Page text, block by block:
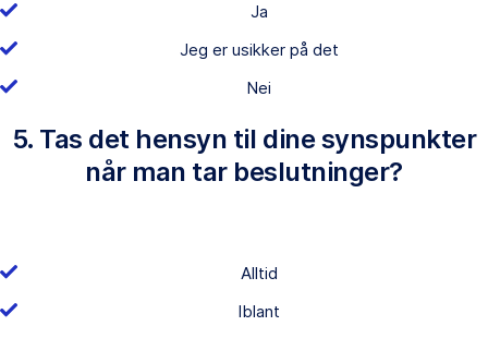
Ja
Jeg er usikker på det
Nei
5. Tas det hensyn til dine synspunkter
når man tar beslutninger?
Alltid
Iblant